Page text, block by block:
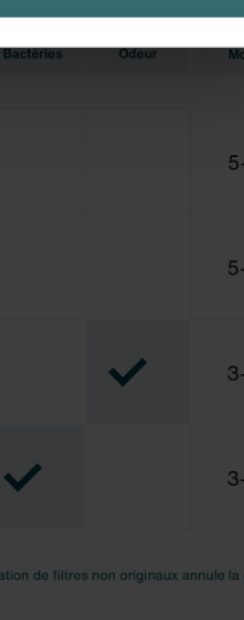
en conséquence
ordinateur. Vous pouvez
logiciel correspondant.
de notre site Web ne